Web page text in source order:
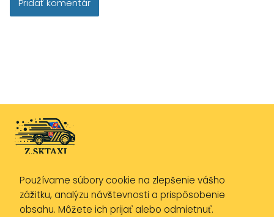
Zásady ochrany osobných údajov
Zásady používania cookies
Používame súbory cookie na zlepšenie vášho
zážitku, analýzu návštevnosti a prispôsobenie
obsahu. Môžete ich prijať alebo odmietnuť.